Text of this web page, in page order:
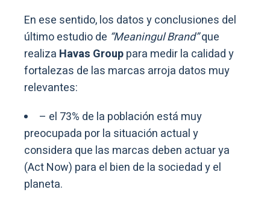
En ese sentido, los datos y conclusiones del
último estudio de “Meaningul Brand”que
realiza Havas Grouppara medir la calidad y
fortalezas de las marcas arroja datos muy
relevantes:
– el 73% de la población está muy
preocupada por la situación actual y
considera que las marcas deben actuar ya
(Act Now) para el bien de la sociedad y el
planeta.